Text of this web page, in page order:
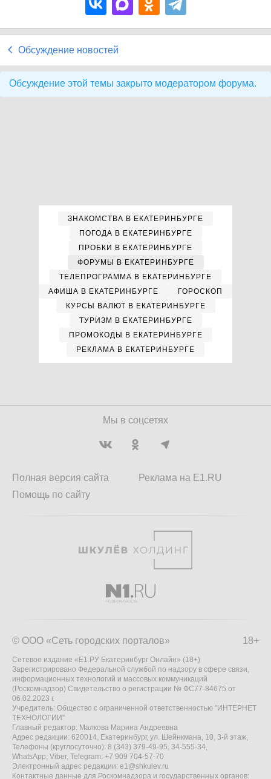
Обсуждение новостей
Обсуждение этой темы закрыто модератором форума.
ЗНАКОМСТВА В ЕКАТЕРИНБУРГЕ
ПОГОДА В ЕКАТЕРИНБУРГЕ
ПРОБКИ В ЕКАТЕРИНБУРГЕ
ФОРУМЫ В ЕКАТЕРИНБУРГЕ
ТЕЛЕПРОГРАММА В ЕКАТЕРИНБУРГЕ
АФИША В ЕКАТЕРИНБУРГЕ
ГОРОСКОП
КУРСЫ ВАЛЮТ В ЕКАТЕРИНБУРГЕ
ТУРИЗМ В ЕКАТЕРИНБУРГЕ
ПРОМОКОДЫ В ЕКАТЕРИНБУРГЕ
РЕКЛАМА В ЕКАТЕРИНБУРГЕ
Мы в соцсетях
Полная версия сайта
Помощь по сайту
Реклама на E1.RU
18+
© ООО «Сеть городских порталов»
Сетевое издание «Е1.РУ Екатеринбург Онлайн» (18+)
Зарегистрировано Федеральной службой по надзору в сфере связи,
информационных технологий и массовых коммуникаций
(Роскомнадзор) Свидетельство о регистрации № ФС77-84675 от
06.02.2023 г.
Учредитель: Общество с ограниченной ответственностью "ИНТЕРНЕТ
ТЕХНОЛОГИИ"
Главный редактор: Малкова Марина Андреевна
Адрес редакции: 620014, Екатеринбург, ул. Шейнкмана, 10, 3-й этаж,
Телефоны (круглосуточно): 8 (343) 379-49-95, 34-555-34,
WhatsApp, Viber, Telegram: +7 909 704-57-70
Электронный адрес редакции: e1@shkulev.ru
Контактные данные для Роскомнадзора и государственных органов: